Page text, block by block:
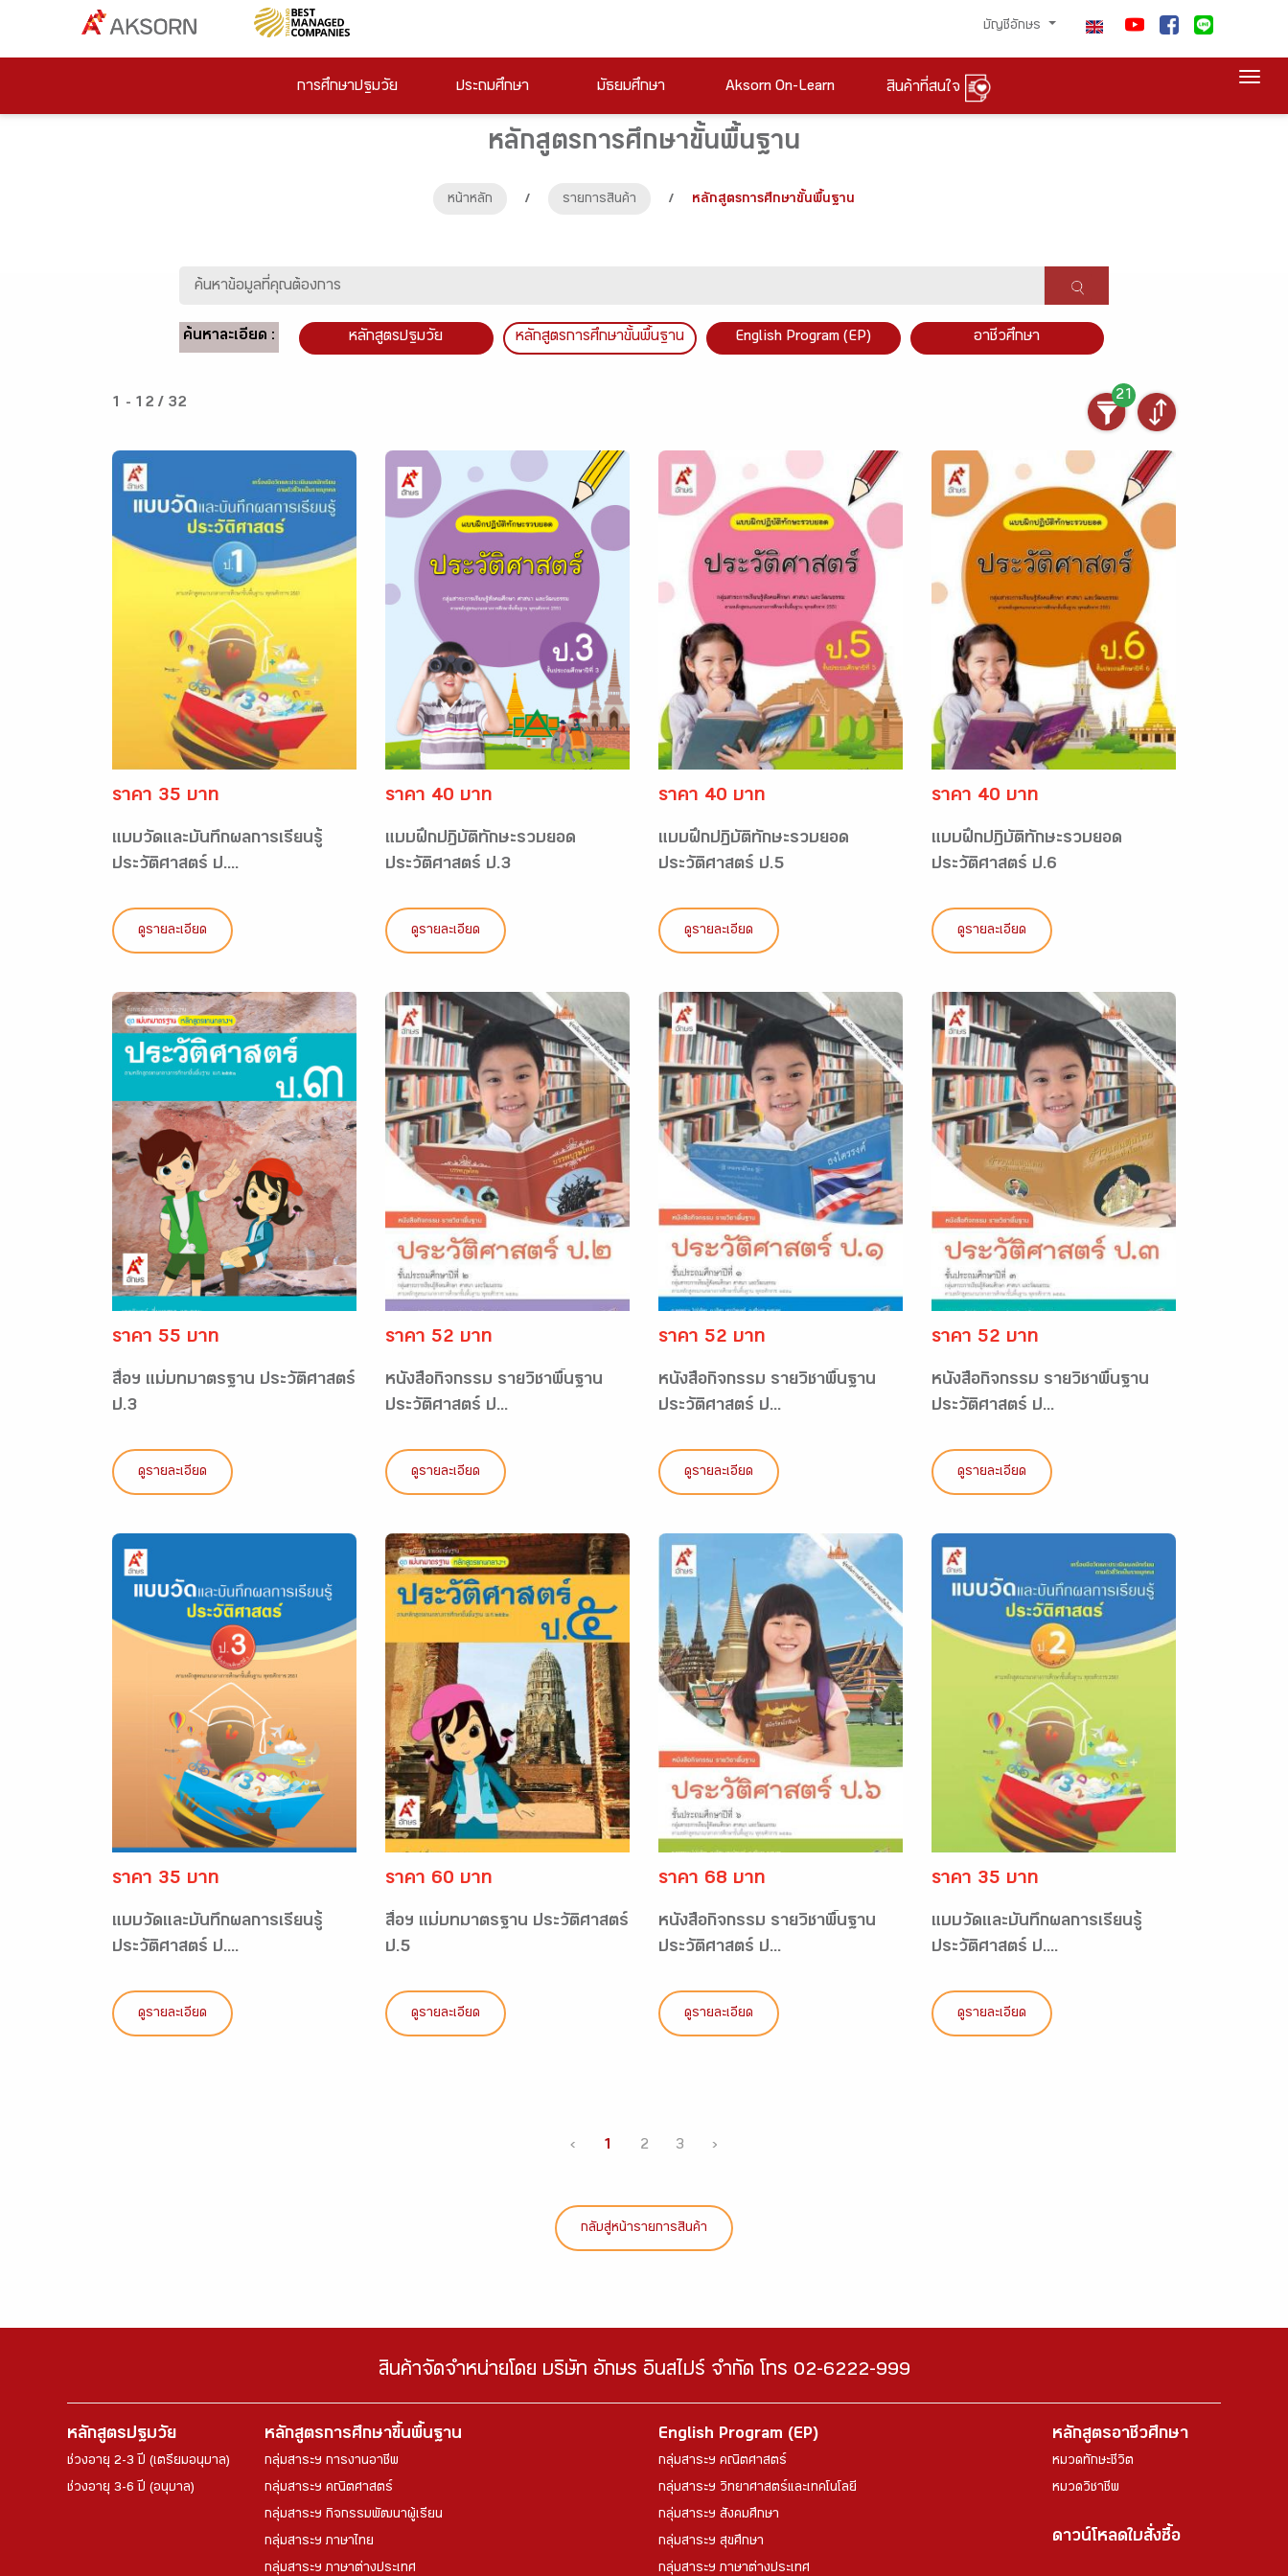
บัญชีอักษร
การศึกษาปฐมวัย ประถมศึกษา มัธยมศึกษา Aksorn On-Learn สินค้าที่สนใจ
หลักสูตรการศึกษาขั้นพื้นฐาน
หน้าหลัก / รายการสินค้า / หลักสูตรการศึกษาขั้นพื้นฐาน
ค้นหาละเอียด : หลักสูตรปฐมวัย หลักสูตรการศึกษาขั้นพื้นฐาน English Program (EP) อาชีวศึกษา
1 - 12 / 32
21
ราคา 35 บาท
แบบวัดและบันทึกผลการเรียนรู้
ประวัติศาสตร์ ป....
ดูรายละเอียด
ราคา 40 บาท
แบบฝึกปฏิบัติทักษะรวบยอด
ประวัติศาสตร์ ป.3
ดูรายละเอียด
ราคา 40 บาท
แบบฝึกปฏิบัติทักษะรวบยอด
ประวัติศาสตร์ ป.5
ดูรายละเอียด
ราคา 40 บาท
แบบฝึกปฏิบัติทักษะรวบยอด
ประวัติศาสตร์ ป.6
ดูรายละเอียด
ราคา 55 บาท
สื่อฯ แม่บทมาตรฐาน ประวัติศาสตร์
ป.3
ดูรายละเอียด
ราคา 52 บาท
หนังสือกิจกรรม รายวิชาพื้นฐาน
ประวัติศาสตร์ ป...
ดูรายละเอียด
ราคา 52 บาท
หนังสือกิจกรรม รายวิชาพื้นฐาน
ประวัติศาสตร์ ป...
ดูรายละเอียด
ราคา 52 บาท
หนังสือกิจกรรม รายวิชาพื้นฐาน
ประวัติศาสตร์ ป...
ดูรายละเอียด
ราคา 35 บาท
แบบวัดและบันทึกผลการเรียนรู้
ประวัติศาสตร์ ป....
ดูรายละเอียด
ราคา 60 บาท
สื่อฯ แม่บทมาตรฐาน ประวัติศาสตร์
ป.5
ดูรายละเอียด
ราคา 68 บาท
หนังสือกิจกรรม รายวิชาพื้นฐาน
ประวัติศาสตร์ ป...
ดูรายละเอียด
ราคา 35 บาท
แบบวัดและบันทึกผลการเรียนรู้
ประวัติศาสตร์ ป....
ดูรายละเอียด
‹ 1 2 3 ›
กลับสู่หน้ารายการสินค้า
สินค้าจัดจำหน่ายโดย บริษัท อักษร อินสไปร์ จำกัด โทร 02-6222-999
หลักสูตรปฐมวัย
ช่วงอายุ 2-3 ปี (เตรียมอนุบาล)
ช่วงอายุ 3-6 ปี (อนุบาล)
หลักสูตรการศึกษาขึ้นพื้นฐาน
กลุ่มสาระฯ การงานอาชีพ
กลุ่มสาระฯ คณิตศาสตร์
กลุ่มสาระฯ กิจกรรมพัฒนาผู้เรียน
กลุ่มสาระฯ ภาษาไทย
กลุ่มสาระฯ ภาษาต่างประเทศ
English Program (EP)
กลุ่มสาระฯ คณิตศาสตร์
กลุ่มสาระฯ วิทยาศาสตร์และเทคโนโลยี
กลุ่มสาระฯ สังคมศึกษา
กลุ่มสาระฯ สุขศึกษา
กลุ่มสาระฯ ภาษาต่างประเทศ
หลักสูตรอาชีวศึกษา
หมวดทักษะชีวิต
หมวดวิชาชีพ
ดาวน์โหลดใบสั่งซื้อ